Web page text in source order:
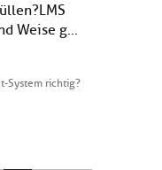
Weise g...
System richtig?